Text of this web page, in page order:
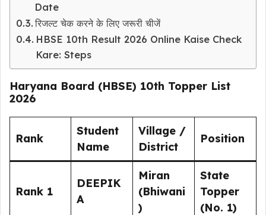
Date
रिजल्ट चेक करने के लिए जरूरी चीजें
HBSE 10th Result 2026 Online Kaise Check
Kare: Steps
Haryana Board (HBSE) 10th Topper List
2026
Rank
Student
Name
Village /
District
Position
Rank 1
DEEPIK
A
Miran
(Bhiwani
)
State
Topper
(No. 1)